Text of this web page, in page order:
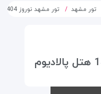
تور مشهد تور مشهد نوروز 1404 هتل پالادیوم